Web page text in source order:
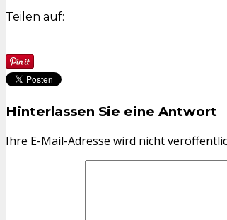
Teilen auf:
Hinterlassen Sie eine Antwort
Ihre E-Mail-Adresse wird nicht